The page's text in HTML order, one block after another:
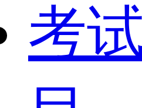
考